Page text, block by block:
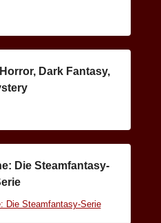
Dark Fantasy,
Die Steamfantasy-